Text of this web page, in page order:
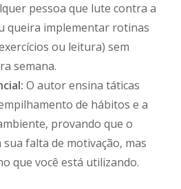
pessoa que lute contra a
queira implementar rotinas
ou leitura) sem
semana.
O autor ensina táticas
de hábitos e a
provando que o
falta de motivação, mas
que você está utilizando.